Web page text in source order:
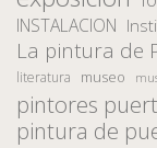
INSTALACION
La pintura de
literatura museo
pintores
pintura de